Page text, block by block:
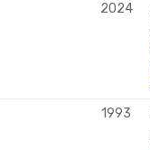
2024
1993